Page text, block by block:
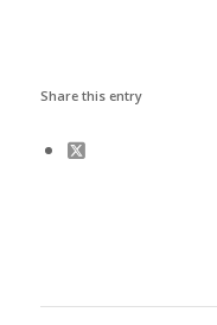
Share this entry